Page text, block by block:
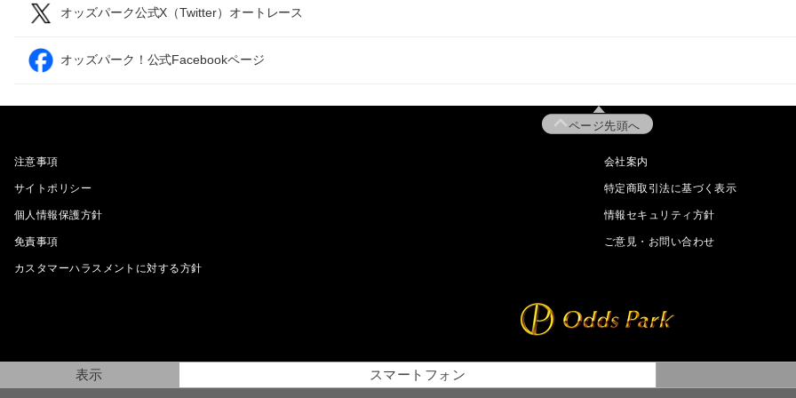
オッズパーク公式X（Twitter）オートレース
オッズパーク！公式Facebookページ
ページ先頭へ
注意事項 会社案内
サイトポリシー 特定商取引法に基づく表示
個人情報保護方針 情報セキュリティ方針
免責事項 ご意見・お問い合わせ
カスタマーハラスメントに対する方針
表示 スマートフォン